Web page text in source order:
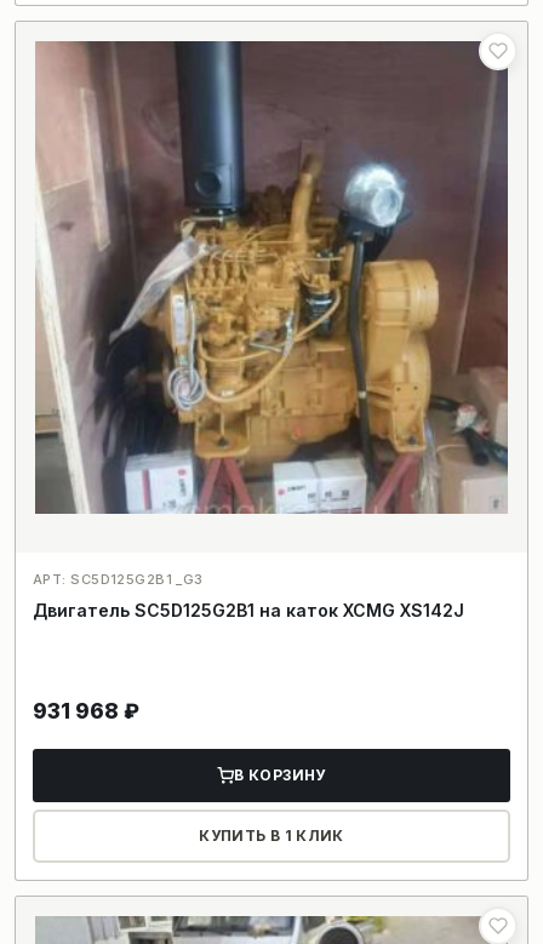
АРТ: SC5D125G2B1 _G3
Двигатель SC5D125G2B1 на каток XCMG XS142J
931 968 ₽
В КОРЗИНУ
КУПИТЬ В 1 КЛИК